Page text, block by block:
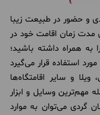
و حضور در طبیعت زیبا
مدت زمان اقامت خود در
به همراه داشته باشید؛
استفاده قرار می‌گیرد
و سایر اقامتگاه‌ها
مهم‌ترین وسایل و ابزار
گردی می‌توان به موارد